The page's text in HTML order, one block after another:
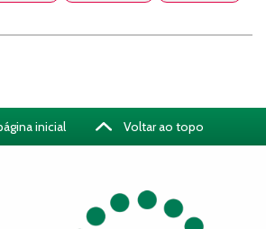
inicial Voltar ao topo